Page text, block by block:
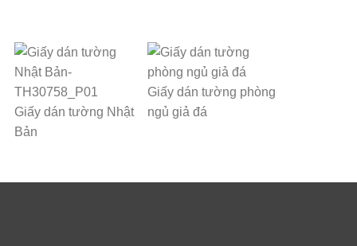
Giấy dán tường Nhật
Bản
Giấy dán tường phòng
ngủ giả đá